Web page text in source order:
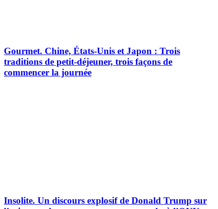
Gourmet. Chine, États-Unis et Japon : Trois
traditions de petit-déjeuner, trois façons de
commencer la journée
Insolite. Un discours explosif de Donald Trump sur